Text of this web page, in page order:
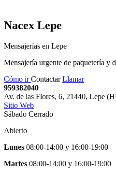
Nacex Lepe
Mensajerías en Lepe
Mensajería urgente de paquetería y
Cómo irContactarLlamar
959382040
Av. de las Flores, 6, 21440, Lepe (
Sitio Web
Sábado Cerrado
Abierto
Lunes 08:00-14:00 y 16:00-19:00
Martes 08:00-14:00 y 16:00-19:00